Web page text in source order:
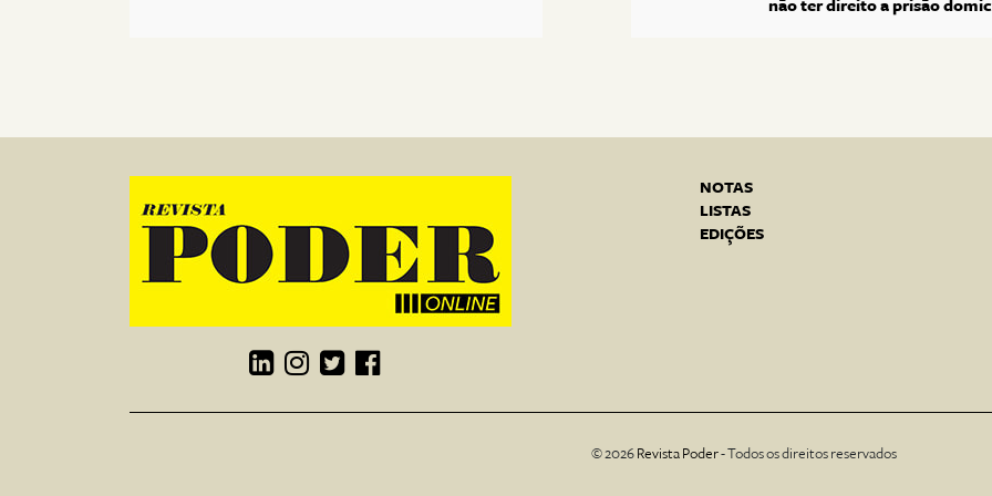
não ter direito a prisão
NOTAS
LISTAS
EDIÇÕES
© 2026 Revista Poder- Todos os direitos reservados